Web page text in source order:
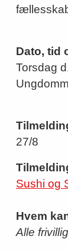
Dato, tid
Torsdag
27/8
Sushi og
Hvem
Alle